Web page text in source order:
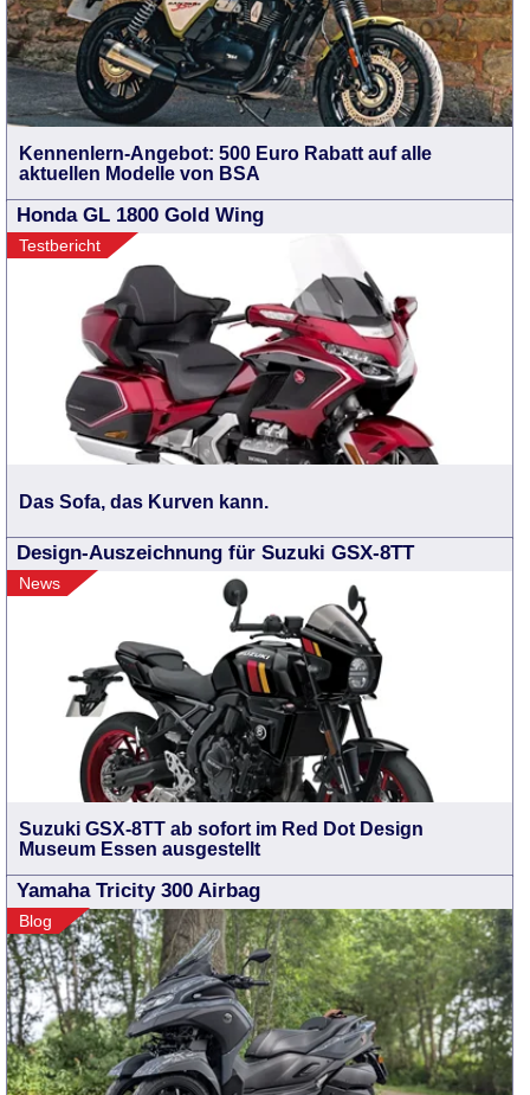
Kennenlern-Angebot: 500 Euro Rabatt auf alle
aktuellen Modelle von BSA
Honda GL 1800 Gold Wing
Testbericht
Das Sofa, das Kurven kann.
Design-Auszeichnung für Suzuki GSX-8TT
News
Suzuki GSX-8TT ab sofort im Red Dot Design
Museum Essen ausgestellt
Yamaha Tricity 300 Airbag
Blog